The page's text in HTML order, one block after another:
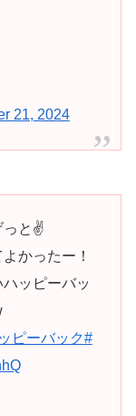
21, 2024
っと✌️
かったー！
ッピーバッ
ピーバック#